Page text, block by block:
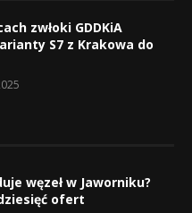
zwłoki GDDKiA
S7 z Krakowa do
węzeł w Jaworniku?
ofert